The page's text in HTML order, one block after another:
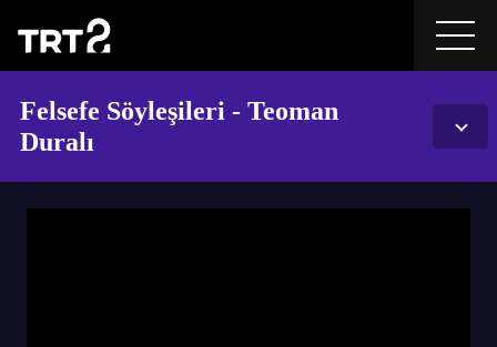
Felsefe Söyleşileri - Teoman
Duralı